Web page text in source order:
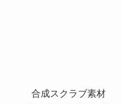
ラブ素材